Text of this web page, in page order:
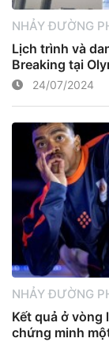
NHẢY ĐƯỜNG
Lịch trình và
Breaking tại
24/07/2024
NHẢY ĐƯỜNG
Kết quả ở vòng
chứng minh